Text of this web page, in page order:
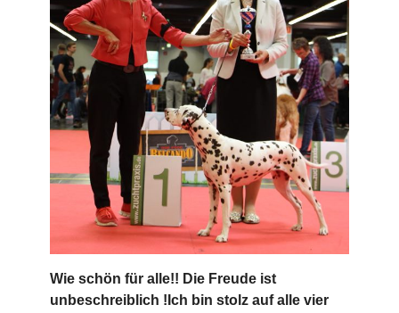
Wie schön für alle!! Die Freude ist
unbeschreiblich !Ich bin stolz auf alle vier